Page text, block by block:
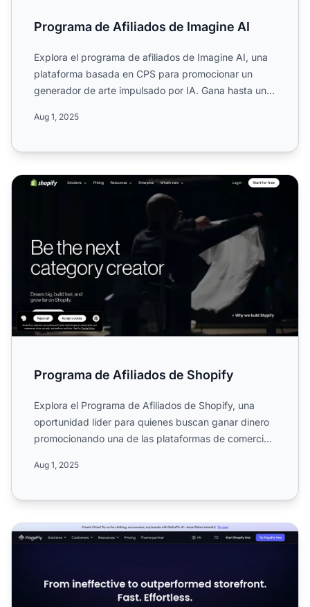
Programa de Afiliados de Imagine AI
Explora el programa de afiliados de Imagine AI, una
plataforma basada en CPS para promocionar un
generador de arte impulsado por IA. Gana hasta un
Aug 1, 2025
Programa de Afiliados de Shopify
Programa de Afiliados de Shopify
Explora el Programa de Afiliados de Shopify, una
oportunidad líder para quienes buscan ganar dinero
promocionando una de las plataformas de comercio
Aug 1, 2025
Programa de Afiliados de PageFly